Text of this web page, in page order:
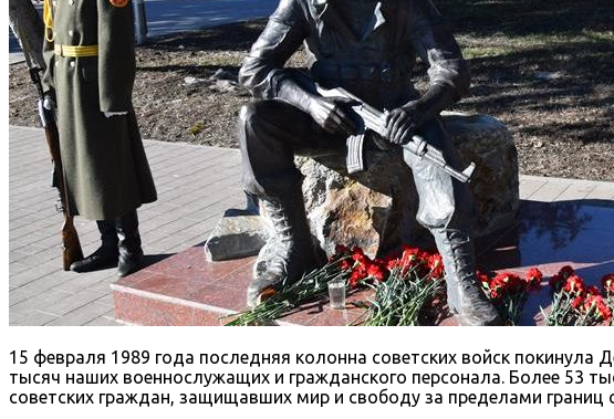
15 февраля 1989 года последняя колонна советских войск
тысяч наших военнослужащих и гражданского персонала. Более 53
советских граждан, защищавших мир и свободу за пределами